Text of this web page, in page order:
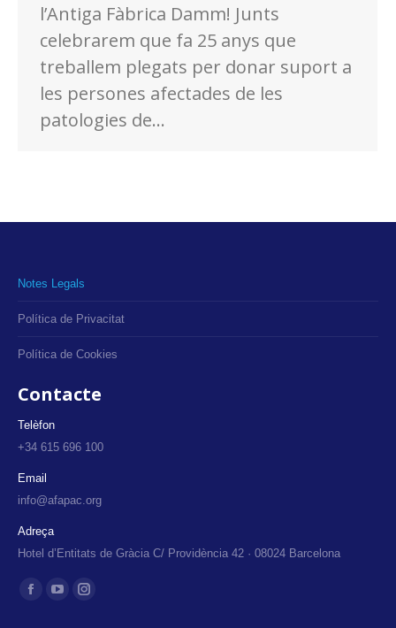
l’Antiga Fàbrica Damm! Junts
celebrarem que fa 25 anys que
treballem plegats per donar suport a
les persones afectades de les
patologies de…
Notes Legals
Política de Privacitat
Política de Cookies
Contacte
Telèfon
+34 615 696 100
Email
info@afapac.org
Adreça
Hotel d’Entitats de Gràcia C/ Providència 42 · 08024 Barcelona
Find us on:
FacebookYouTubeInstagram